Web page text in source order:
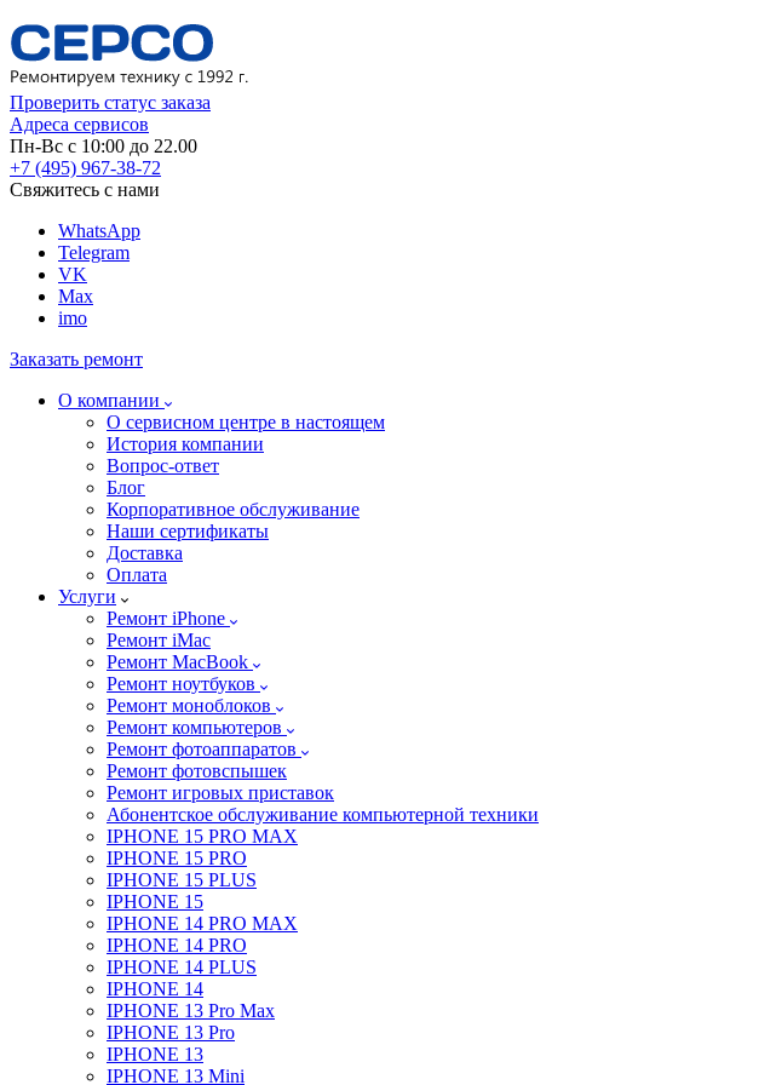
Проверить статус заказа
Адреса сервисов
Пн-Вс с 10:00 до 22.00
+7 (495) 967-38-72
Свяжитесь с нами
WhatsApp
Telegram
VK
Max
imo
Заказать ремонт
О компании
О сервисном центре в настоящем
История компании
Вопрос-ответ
Блог
Корпоративное обслуживание
Наши сертификаты
Доставка
Оплата
Услуги
Ремонт iPhone
Ремонт iMac
Ремонт MacBook
Ремонт ноутбуков
Ремонт моноблоков
Ремонт компьютеров
Ремонт фотоаппаратов
Ремонт фотовспышек
Ремонт игровых приставок
Абонентское обслуживание компьютерной техники
IPHONE 15 PRO MAX
IPHONE 15 PRO
IPHONE 15 PLUS
IPHONE 15
IPHONE 14 PRO MAX
IPHONE 14 PRO
IPHONE 14 PLUS
IPHONE 14
IPHONE 13 Pro Max
IPHONE 13 Pro
IPHONE 13
IPHONE 13 Mini